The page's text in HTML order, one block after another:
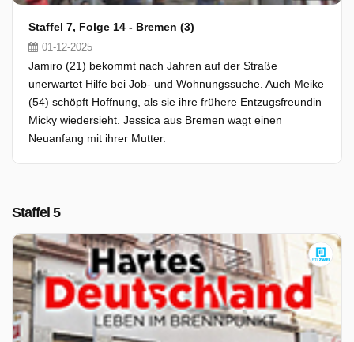
Staffel 7, Folge 14 - Bremen (3)
01-12-2025
Jamiro (21) bekommt nach Jahren auf der Straße
unerwartet Hilfe bei Job- und Wohnungssuche. Auch Meike
(54) schöpft Hoffnung, als sie ihre frühere Entzugsfreundin
Micky wiedersieht. Jessica aus Bremen wagt einen
Neuanfang mit ihrer Mutter.
Staffel 5